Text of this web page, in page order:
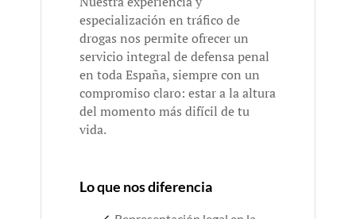
especialización en tráfico de
drogas nos permite ofrecer un
servicio integral de defensa penal
en toda España, siempre con un
compromiso claro: estar a la altura
del momento más difícil de tu
vida.
Lo que nos diferencia